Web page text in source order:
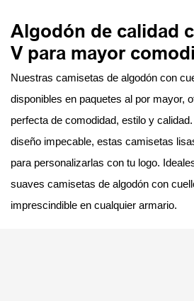
Algodón de calidad
V para mayor
Nuestras camisetas de algodón con
disponibles en paquetes al por mayor,
perfecta de comodidad, estilo y
diseño impecable, estas camisetas
para personalizarlas con tu logo.
suaves camisetas de algodón con
imprescindible en cualquier armario.